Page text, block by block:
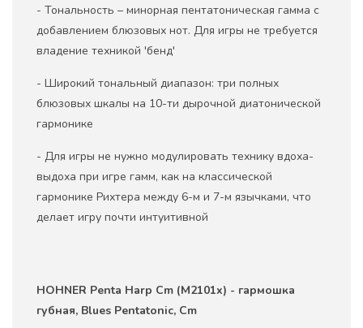
- Тональность – минорная пентатоническая гамма с
добавлением блюзовых нот. Для игры не требуется
владение техникой 'бенд'
- Широкий тональный диапазон: три полных
блюзовых шкалы на 10-ти дырочной диатонической
гармонике
- Для игры не нужно модулировать технику вдоха-
выдоха при игре гамм, как на классической
гармонике Рихтера между 6-м и 7-м язычками, что
делает игру почти интуитивной
HOHNER Penta Harp Cm (M2101x) - гармошка
губная, Blues Pentatonic, Cm